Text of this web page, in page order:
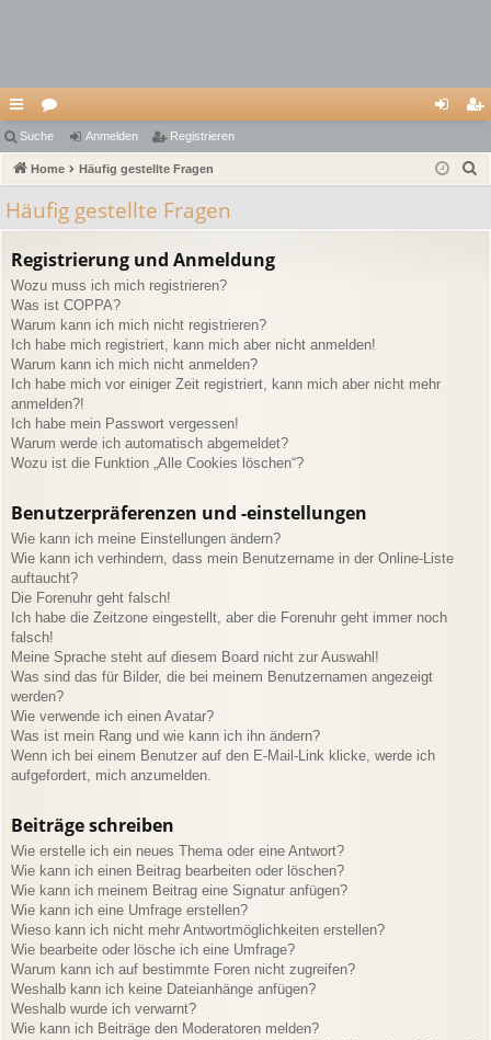
ch
ne
llz
riff
or
en m ist
Suche Anmelden Registrieren
Home Häufig gestellte Fragen
Häufig gestellte Fragen
Registrierung und Anmeldung
Wozu muss ich mich registrieren?
Was ist COPPA?
Warum kann ich mich nicht registrieren?
Ich habe mich registriert, kann mich aber nicht anmelden!
Warum kann ich mich nicht anmelden?
Ich habe mich vor einiger Zeit registriert, kann mich aber nicht mehr
anmelden?!
Ich habe mein Passwort vergessen!
Warum werde ich automatisch abgemeldet?
Wozu ist die Funktion „Alle Cookies löschen“?
Benutzerpräferenzen und -einstellungen
Wie kann ich meine Einstellungen ändern?
Wie kann ich verhindern, dass mein Benutzername in der Online-Liste
auftaucht?
Die Forenuhr geht falsch!
Ich habe die Zeitzone eingestellt, aber die Forenuhr geht immer noch
falsch!
Meine Sprache steht auf diesem Board nicht zur Auswahl!
Was sind das für Bilder, die bei meinem Benutzernamen angezeigt
werden?
Wie verwende ich einen Avatar?
Was ist mein Rang und wie kann ich ihn ändern?
Wenn ich bei einem Benutzer auf den E-Mail-Link klicke, werde ich
aufgefordert, mich anzumelden.
Beiträge schreiben
Wie erstelle ich ein neues Thema oder eine Antwort?
Wie kann ich einen Beitrag bearbeiten oder löschen?
Wie kann ich meinem Beitrag eine Signatur anfügen?
Wie kann ich eine Umfrage erstellen?
Wieso kann ich nicht mehr Antwortmöglichkeiten erstellen?
Wie bearbeite oder lösche ich eine Umfrage?
Warum kann ich auf bestimmte Foren nicht zugreifen?
Weshalb kann ich keine Dateianhänge anfügen?
Weshalb wurde ich verwarnt?
Wie kann ich Beiträge den Moderatoren melden?